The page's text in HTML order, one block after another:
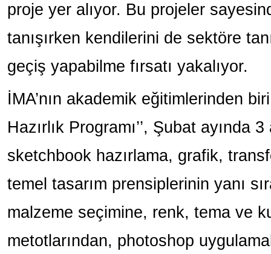
proje yer alıyor. Bu projeler
tanışırken kendilerini de sektöre
geçiş yapabilme fırsatı yakalıyor.
İMA’nın akademik eğitimlerinden
Hazırlık Programı’’, Şubat ayında
sketchbook hazırlama, grafik,
temel tasarım prensiplerinin yanı
malzeme seçimine, renk, tema ve
metotlarından, photoshop